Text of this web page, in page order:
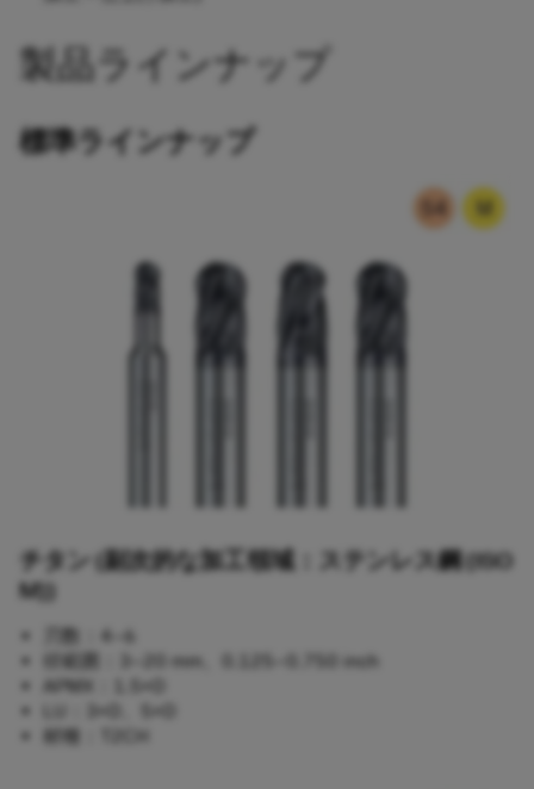
製品ラインナップ
標準ラインナップ
チタン (副次的な加工領域：ステンレス鋼 (ISO
M))​
径範囲：3–20 mm、0.125–0.750 inch​
APMX：1.5×D​